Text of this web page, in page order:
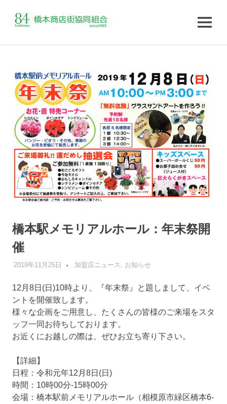
MENU
橋本駅メモリアルホール：年末祭開
催
2019年11月25日 管理者
加盟店ニュース お知らせ
12月8日(日)10時より、『年末祭』と題しまして、イベ
ントを開催致します。
様々な企画をご用意し、たくさんの皆様のご来場をスタ
ッフ一同お待ちしております。
お近くにお越しの際は、ぜひお立ち寄り下さい。
【詳細】
日程：令和元年12月8日(日)
時間：10時00分-15時00分
会場：橋本駅前メモリアルホール（相模原市緑区橋本6-